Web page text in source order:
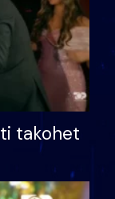
takohet
letër